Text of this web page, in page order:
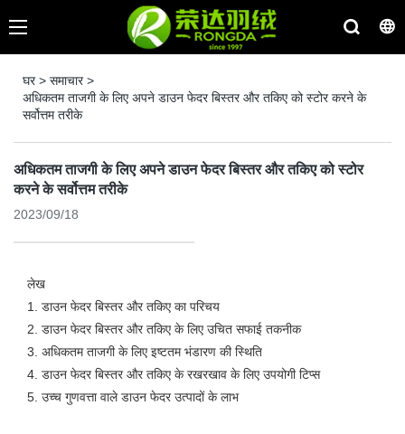
घर> समाचार>
अधिकतम ताजगी के लिए अपने डाउन फेदर बिस्तर और तकिए को स्टोर करने के
सर्वोत्तम तरीके
अधिकतम ताजगी के लिए अपने डाउन फेदर बिस्तर और तकिए को स्टोर
करने के सर्वोत्तम तरीके
2023/09/18
लेख
1. डाउन फेदर बिस्तर और तकिए का परिचय
2. डाउन फेदर बिस्तर और तकिए के लिए उचित सफाई तकनीक
3. अधिकतम ताजगी के लिए इष्टतम भंडारण की स्थिति
4. डाउन फेदर बिस्तर और तकिए के रखरखाव के लिए उपयोगी टिप्स
5. उच्च गुणवत्ता वाले डाउन फेदर उत्पादों के लाभ